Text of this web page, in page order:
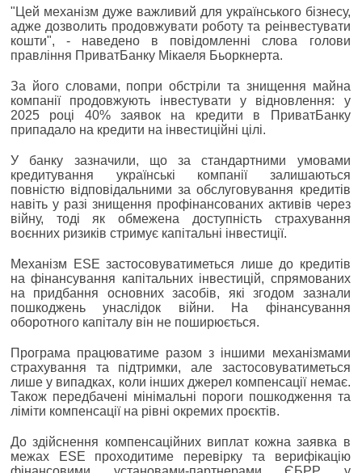
"Цей механізм дуже важливий для українського бізнесу,
адже дозволить продовжувати роботу та реінвестувати
кошти", - наведено в повідомленні слова голови
правління ПриватБанку Мікаеля Бьоркнерта.
За його словами, попри обстріли та знищення майна
компанії продовжують інвестувати у відновлення: у
2025 році 40% заявок на кредити в ПриватБанку
припадало на кредити на інвестиційні цілі.
У банку зазначили, що за стандартними умовами
кредитування українські компанії залишаються
повністю відповідальними за обслуговування кредитів
навіть у разі знищення профінансованих активів через
війну, тоді як обмежена доступність страхування
воєнних ризиків стримує капітальні інвестиції.
Механізм ESE застосовуватиметься лише до кредитів
на фінансування капітальних інвестицій, спрямованих
на придбання основних засобів, які згодом зазнали
пошкоджень унаслідок війни. На фінансування
оборотного капіталу він не поширюється.
Програма працюватиме разом з іншими механізмами
страхування та підтримки, але застосовуватиметься
лише у випадках, коли інших джерел компенсації немає.
Також передбачені мінімальні пороги пошкодження та
ліміти компенсації на рівні окремих проєктів.
До здійснення компенсаційних виплат кожна заявка в
межах ESE проходитиме перевірку та верифікацію